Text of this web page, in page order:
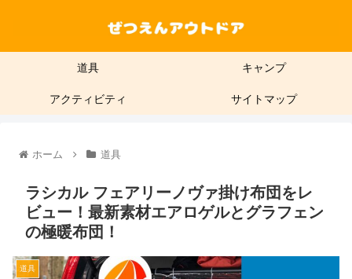
道具 キャンプ
アクティビティ サイトマップ
ホーム 道具
ラシカル フェアリーノヴァ掛け布団をレ
ビュー！最新素材エアロゲルとグラフェン
の極暖布団！
道具